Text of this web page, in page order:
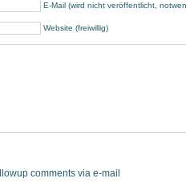
E-Mail (wird nicht veröffentlicht,
Website (freiwillig)
comments via e-mail